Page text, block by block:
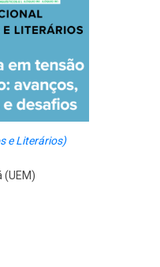
e Literários)
(UEM)